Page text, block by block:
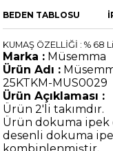
BEDEN TABLOSU
KUMAŞ ÖZELLİĞİ : % 68
Marka : Müsemma
Ürün Adı :
25KTKM-MUS0029
Ürün Açıklaması :
Ürün 2'li takımdır.
Ürün dokuma
desenli dokuma